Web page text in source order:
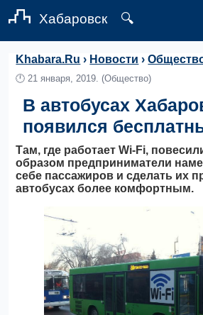
Хабаровск 🔍
Khabara.Ru › Новости ›
🕛21 января, 2019. (Общество)
В автобусах
появился
Там, где работает Wi-Fi,
образом предприниматели
себе пассажиров и сделать их
автобусах более комфортным.